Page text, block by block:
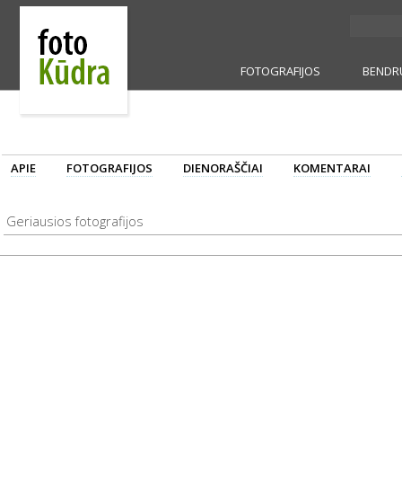
FOTOGRAFIJOS
APIE FOTOGRAFIJOS DIENORAŠČIAI KOMENTARAI
Geriausios fotografijos